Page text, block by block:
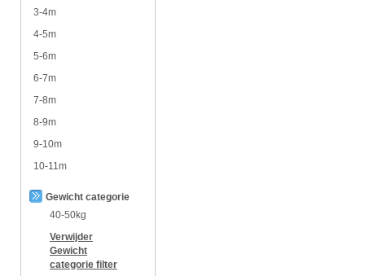
3-4m
4-5m
5-6m
6-7m
7-8m
8-9m
9-10m
10-11m
Gewicht categorie
40-50kg
Verwijder
Gewicht
categorie filter